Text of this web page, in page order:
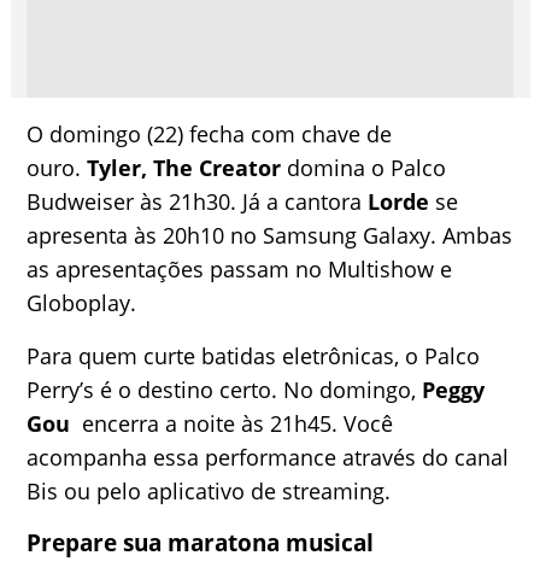
O domingo (22) fecha com chave de
ouro.Tyler, The Creator domina o Palco
Budweiser às 21h30. Já a cantora Lorde se
apresenta às 20h10 no Samsung Galaxy. Ambas
as apresentações passam no Multishow e
Globoplay.
Para quem curte batidas eletrônicas, o Palco
Perry’s é o destino certo. No domingo, Peggy
Gou encerra a noite às 21h45. Você
acompanha essa performance através do canal
Bis ou pelo aplicativo de streaming.
Prepare sua maratona musical